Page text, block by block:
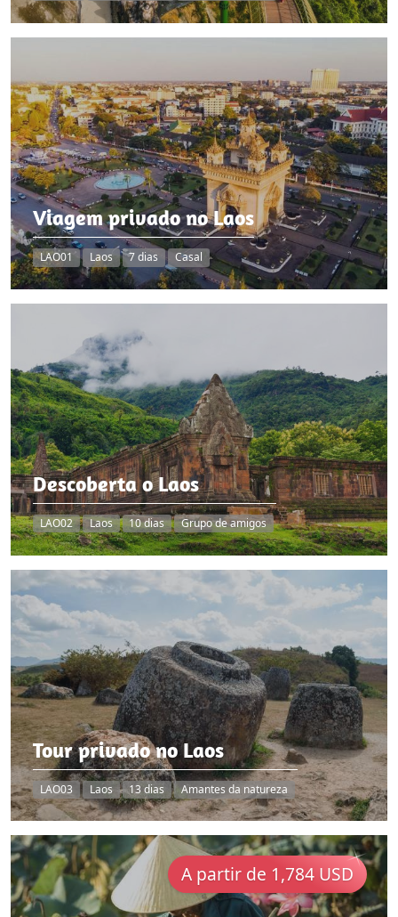
Viagem privado no Laos
LAO01 Laos 7 dias Casal
Descoberta o Laos
LAO02 Laos 10 dias Grupo de amigos
Tour privado no Laos
LAO03 Laos 13 dias Amantes da natureza
A partir de 1,784 USD